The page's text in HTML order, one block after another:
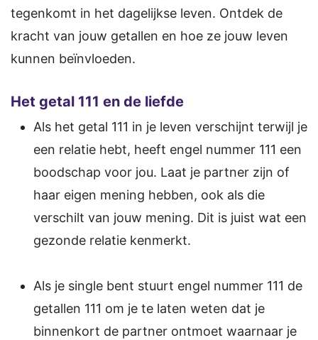
tegenkomt in het dagelijkse leven. Ontdek de
kracht van jouw getallen en hoe ze jouw leven
kunnen beïnvloeden.
Het getal 111 en de liefde
Als het getal 111 in je leven verschijnt terwijl je
een relatie hebt, heeft engel nummer 111 een
boodschap voor jou. Laat je partner zijn of
haar eigen mening hebben, ook als die
verschilt van jouw mening. Dit is juist wat een
gezonde relatie kenmerkt.
Als je single bent stuurt engel nummer 111 de
getallen 111 om je te laten weten dat je
binnenkort de partner ontmoet waarnaar je